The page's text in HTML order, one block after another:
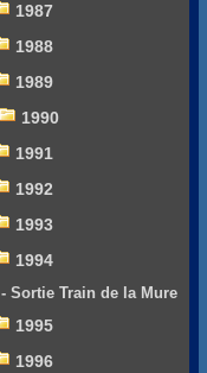
1987
1988
1989
1990
1991
1992
1993
1994
- Sortie Train de la Mure
1995
1996